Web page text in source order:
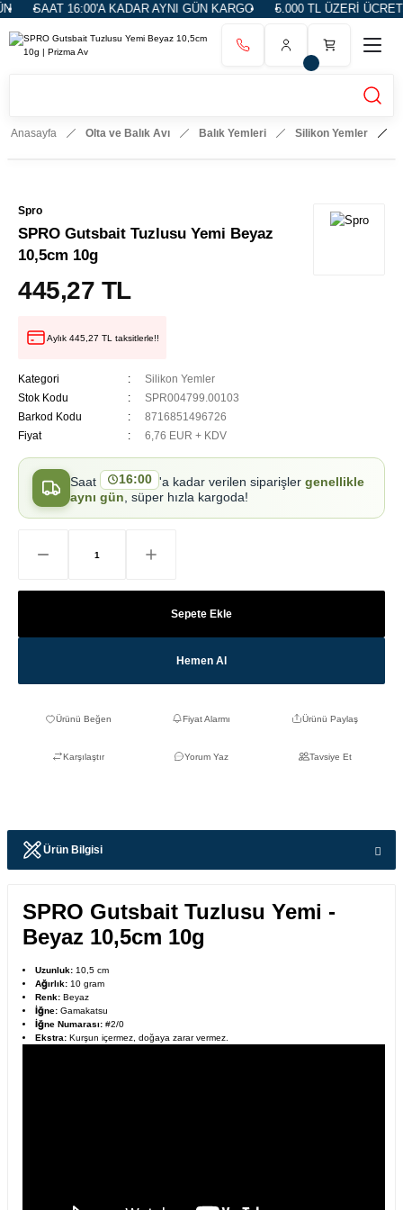
SAAT 16:00'A KADAR AYNI GÜN KARGO 5.000 TL ÜZERİ
Anasayfa Olta ve Balık Avı Balık Yemleri Silikon Yemler
Spro
SPRO Gutsbait Tuzlusu Yemi Beyaz
10,5cm 10g
445,27 TL
Aylık 445,27 TL taksitlerle!!
Kategori
Silikon Yemler
Stok Kodu
SPR004799.00103
Barkod Kodu
8716851496726
Fiyat
6,76 EUR + KDV
Saat 16:00 'a kadar verilen siparişler genellikle
aynı gün, süper hızla kargoda!
Sepete Ekle
Hemen Al
Fiyat Alarmı Ürünü Paylaş
Karşılaştır Yorum Yaz Tavsiye Et
Ürün Bilgisi
SPRO Gutsbait Tuzlusu Yemi -
Beyaz 10,5cm 10g
Uzunluk: 10,5 cm
Ağırlık: 10 gram
Renk: Beyaz
İğne:Gamakatsu
İğne Numarası: #2/0
Ekstra: Kurşun içermez, doğaya zarar vermez.